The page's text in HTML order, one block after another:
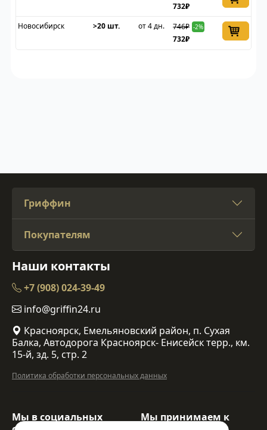
732₽
Новосибирск
>20 шт. от 4 дн. 746₽ -2%
732₽
Гриффин
Покупателям
Наши контакты
+7 (908) 024-39-49
info@griffin24.ru
Красноярск, Емельяновский район, п. Сухая
Балка, Автодорога Красноярск- Енисейск терр., км.
15-й, зд. 5, стр. 2
Политика обработки персональных данных
Мы в социальных
Мы принимаем к